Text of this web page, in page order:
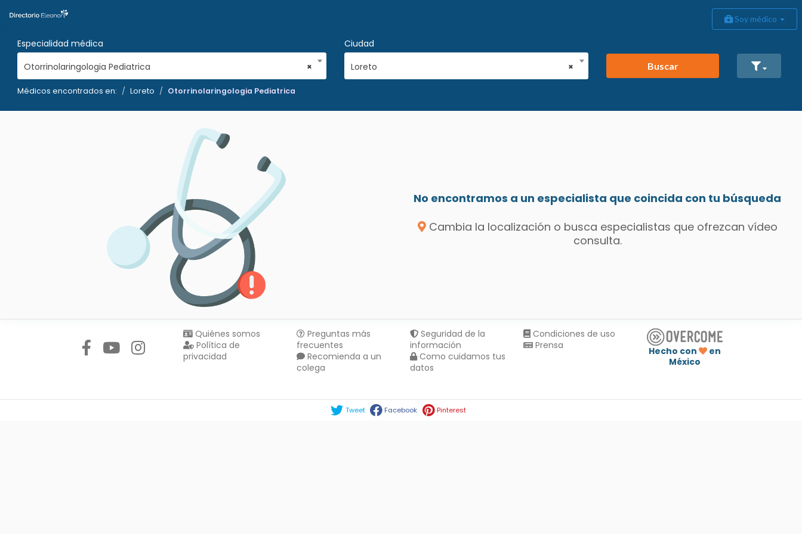
Soy médico
Especialidad médica
×
Otorrinolaringologia Pediatrica
Ciudad
×
Loreto Buscar
Médicos encontrados en: Loreto Otorrinolaringologia Pediatrica
No encontramos a un especialista que coincida con tu búsqueda
Cambia la localización o busca especialistas que ofrezcan vídeo
consulta.
Quiénes somos
Política de
privacidad
Preguntas más
frecuentes
Recomienda a un
colega
Seguridad de la
información
Como cuidamos tus
datos
Condiciones de uso
Prensa
Hecho con
en
México
Tweet Facebook Pinterest